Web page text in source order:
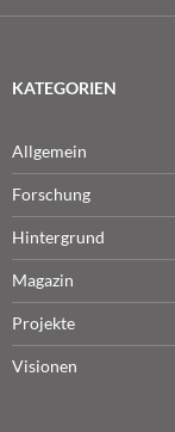
KATEGORIEN
Allgemein
Forschung
Hintergrund
Magazin
Projekte
Visionen